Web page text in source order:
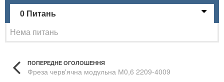
0 Питань
Нема питань
ПОПЕРЕДНЕ ОГОЛОШЕННЯ
Фреза черв'ячна модульна М0,6 2209-4009